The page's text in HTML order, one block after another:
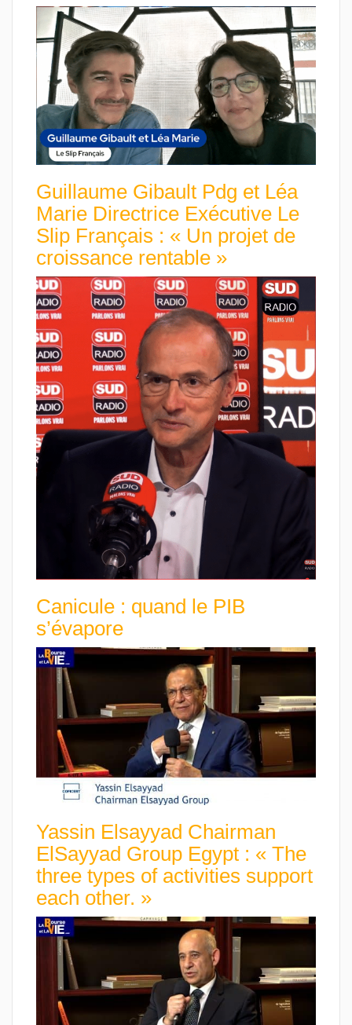
Guillaume Gibault Pdg et Léa
Marie Directrice Exécutive Le
Slip Français : « Un projet de
croissance rentable »
Canicule : quand le PIB
s’évapore
Yassin Elsayyad Chairman
ElSayyad Group Egypt : « The
three types of activities support
each other. »